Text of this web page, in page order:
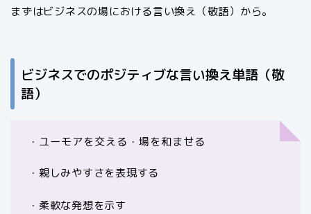
まずはビジネスの場における言い換え（敬語）から。
ビジネスでのポジティブな言い換え単語（敬
語）
・ユーモアを交える・場を和ませる
・親しみやすさを表現する
・柔軟な発想を示す